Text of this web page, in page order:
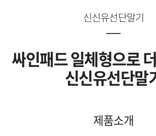
신신유선단말기
싸인패드 일체형으로
신신유선단말
제품소개